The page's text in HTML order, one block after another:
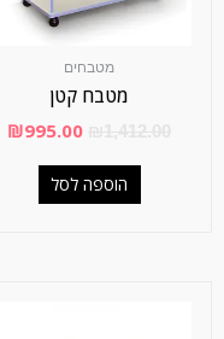
מטבחים
מטבח קטן
₪995.00
הוספה לסל